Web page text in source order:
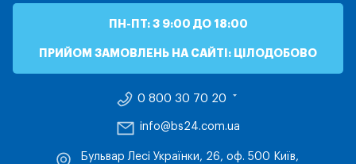
ПН-ПТ: З 9:00 ДО 18:00
ПРИЙОМ ЗАМОВЛЕНЬ НА САЙТІ: ЦІЛОДОБОВО
0 800 30 70 20
info@bs24.com.ua
Бульвар Лесі Українки, 26, оф. 500 Київ,